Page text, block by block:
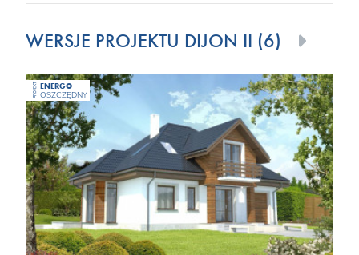
WERSJE PROJEKTU DIJON II (6)
PROJEKT ENERGO
OSZCZĘDNY